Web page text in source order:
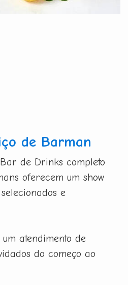
de Barman
de Drinks completo
oferecem um show
e
atendimento de
do começo ao